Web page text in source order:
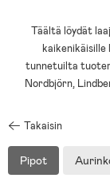
Täältä löydät
kaikenikäisille
tunnetuilta
Nordbjörn,
Takaisin
Pipot